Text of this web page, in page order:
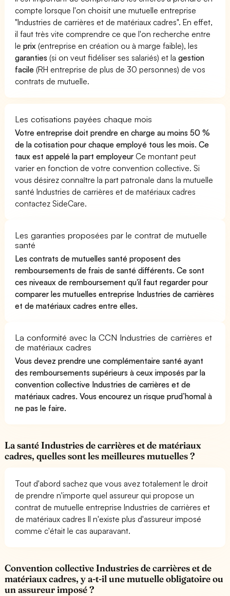
compte lorsque l'on choisit une mutuelle entreprise
"Industries de carrières et de matériaux cadres". En effet,
il faut très vite comprendre ce que l'on recherche entre
leprix (entreprise en création ou à marge faible), les
garanties (si on veut fidéliser ses salariés) et lagestion
facile (RH entreprise de plus de 30 personnes) de vos
contrats de mutuelle.
Les cotisations payées chaque mois
Votre entreprise doit prendre en charge au moins 50 %
de la cotisation pour chaque employé tous les mois. Ce
taux est appelé la part employeur Ce montant peut
varier en fonction de votre convention collective. Si
vous désirez connaître la part patronale dans la mutuelle
santé Industries de carrières et de matériaux cadres
contactez SideCare.
Les garanties proposées par le contrat de mutuelle
santé
Les contrats de mutuelles santé proposent des
remboursements de frais de santé différents. Ce sont
ces niveaux de remboursement qu'il faut regarder pour
comparer les mutuelles entreprise Industries de carrières
et de matériaux cadres entre elles.
La conformité avec la CCN Industries de carrières et
de matériaux cadres
Vous devez prendre une complémentaire santé ayant
des remboursements supérieurs à ceux imposés par la
convention collective Industries de carrières et de
matériaux cadres. Vous encourez un risque prud’homal à
ne pas le faire.
La santé Industries de carrières et de matériaux
cadres, quelles sont les meilleures mutuelles ?
Tout d'abord sachez que vous avez totalement le droit
de prendre n'importe quel assureur qui propose un
contrat de mutuelle entreprise Industries de carrières et
de matériaux cadres Il n'existe plus d'assureur imposé
comme c'était le cas auparavant.
Convention collective Industries de carrières et de
matériaux cadres, y a-t-il une mutuelle obligatoire ou
un assureur imposé ?